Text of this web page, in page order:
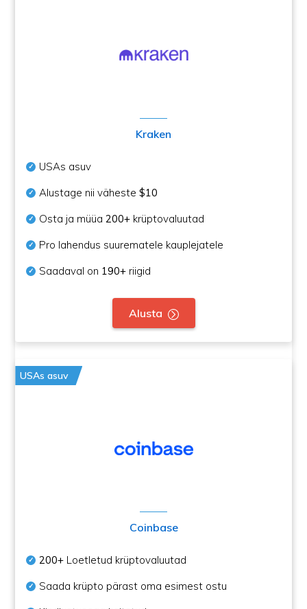
Kraken
USAs asuv
Alustage nii väheste$10
Osta ja müüa200+ krüptovaluutad
Pro lahendus suurematele kauplejatele
Saadaval on 190+ riigid
Alusta
USAs asuv
Coinbase
200+ Loetletud krüptovaluutad
Saada krüpto pärast oma esimest ostu